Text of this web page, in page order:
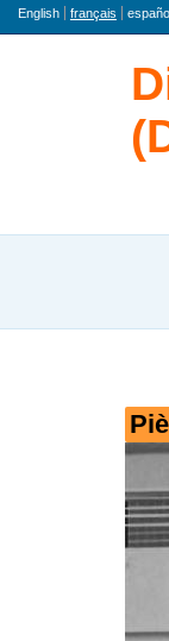
langue
English français